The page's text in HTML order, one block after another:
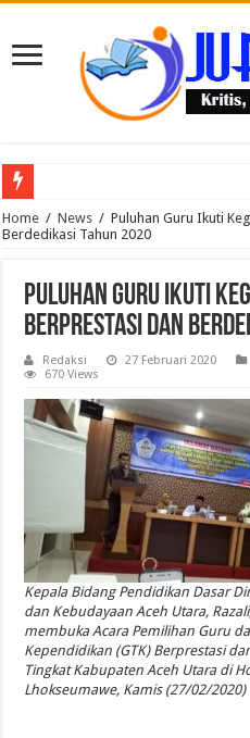
Puluhan Guru Berkumpul di TPN XIII
Home / News / Puluhan Guru Ikuti
Berdedikasi Tahun 2020
Puluhan Guru Ikuti
Berprestasi dan
Redaksi 27 Februari 2020
670 Views
Kepala Bidang Pendidikan Dasar
dan Kebudayaan Aceh Utara,
membuka Acara Pemilihan Guru
Kependidikan (GTK) Berprestasi
Tingkat Kabupaten Aceh Utara di
Lhokseumawe, Kamis (27/02/2020)